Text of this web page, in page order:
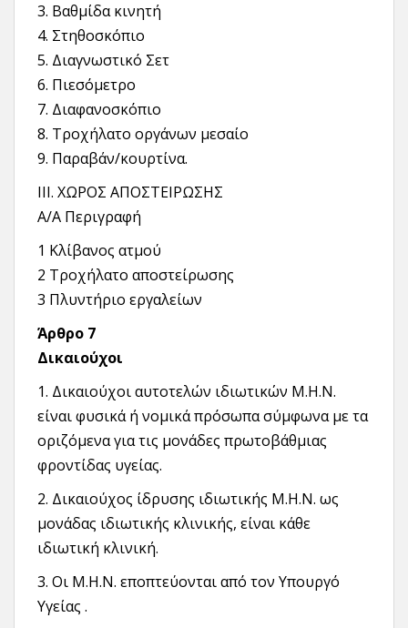
3. Βαθμίδα κινητή
4. Στηθοσκόπιο
5. Διαγνωστικό Σετ
6. Πιεσόμετρο
7. Διαφανοσκόπιο
8. Τροχήλατο οργάνων μεσαίο
9. Παραβάν/κουρτίνα.
III. ΧΩΡΟΣ ΑΠΟΣΤΕΙΡΩΣΗΣ
Α/Α Περιγραφή
1 Κλίβανος ατμού
2 Τροχήλατο αποστείρωσης
3 Πλυντήριο εργαλείων
Άρθρο 7
Δικαιούχοι
1. Δικαιούχοι αυτοτελών ιδιωτικών Μ.Η.Ν.
είναι φυσικά ή νομικά πρόσωπα σύμφωνα με τα
οριζόμενα για τις μονάδες πρωτοβάθμιας
φροντίδας υγείας.
2. Δικαιούχος ίδρυσης ιδιωτικής Μ.Η.Ν. ως
μονάδας ιδιωτικής κλινικής, είναι κάθε
ιδιωτική κλινική.
3. Οι Μ.Η.Ν. εποπτεύονται από τον Υπουργό
Υγείας .